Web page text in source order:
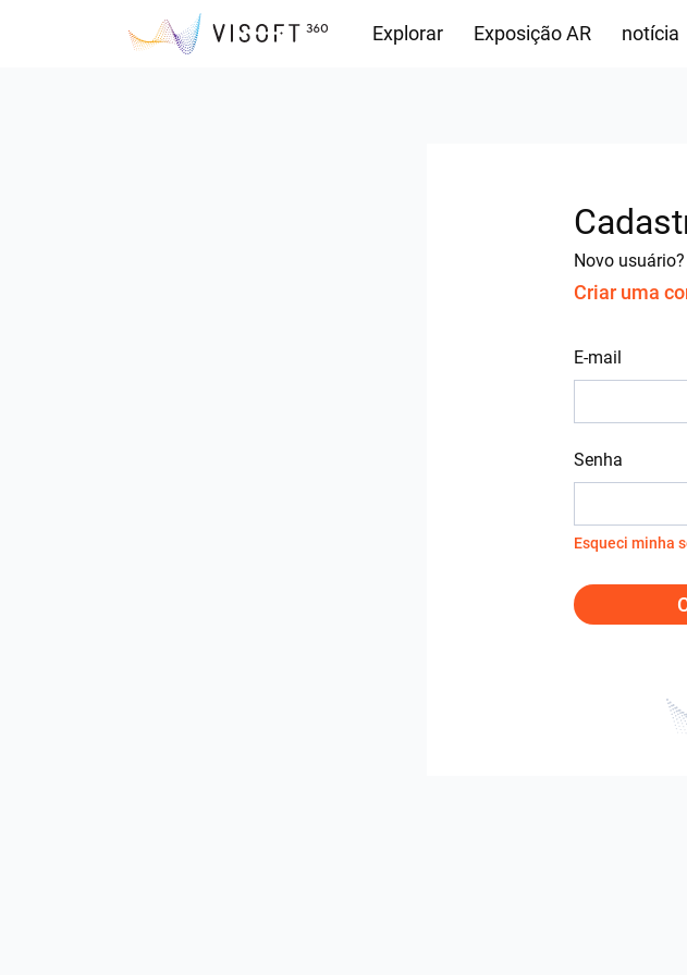
Explorar Exposição AR notícia
Novo usuário?
Criar uma
E-mail
Senha
Esqueci minha